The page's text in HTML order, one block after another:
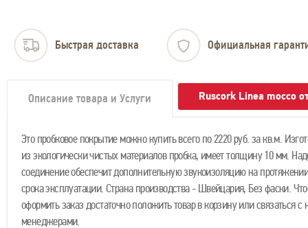
Быстрая доставка Официальная
Описание товара и Услуги Ruscork Linea mocco
Это пробковое покрытие можно купить всего по 2220 руб. за кв.м.
из экологически чистых материалов пробка, имеет толщину 10 мм.
соединение обеспечит дополнительную звукоизоляцию на
срока эксплуатации. Страна производства - Швейцария, Без фаски.
оформить заказ достаточно положить товар в корзину или связаться
менеджерами.